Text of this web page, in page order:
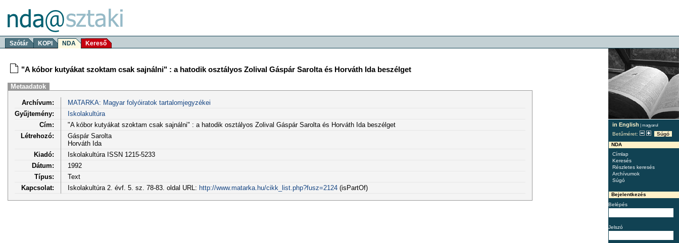
Szótár KOPI NDA Kereső
in English | magyarul
Betűméret:
Súgó
NDA
Címlap
Keresés
Részletes keresés
Archívumok
Súgó
Bejelentkezés
Belépés
Jelszó
"A kóbor kutyákat szoktam csak sajnálni" : a hatodik osztályos Zolival Gáspár Sarolta és Horváth Ida beszélget
Metaadatok
Archívum:
MATARKA: Magyar folyóiratok tartalomjegyzékei
Gyűjtemény:
Iskolakultúra
Cím:
"A kóbor kutyákat szoktam csak sajnálni" : a hatodik osztályos Zolival Gáspár Sarolta és Horváth Ida beszélget
Létrehozó:
Gáspár Sarolta
Horváth Ida
Kiadó:
Iskolakultúra ISSN 1215-5233
Dátum:
1992
Típus:
Text
Kapcsolat:
Iskolakultúra 2. évf. 5. sz. 78-83. oldal URL: http://www.matarka.hu/cikk_list.php?fusz=2124(isPartOf)